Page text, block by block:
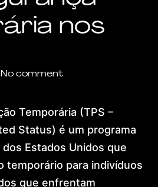
Dr.
Lohan
About
Practice
Areas
Humanitarian
Protection
Global
nos
No comment
Temporária (TPS –
Status) é um programa
Estados Unidos que
temporário para indivíduos
que enfrentam